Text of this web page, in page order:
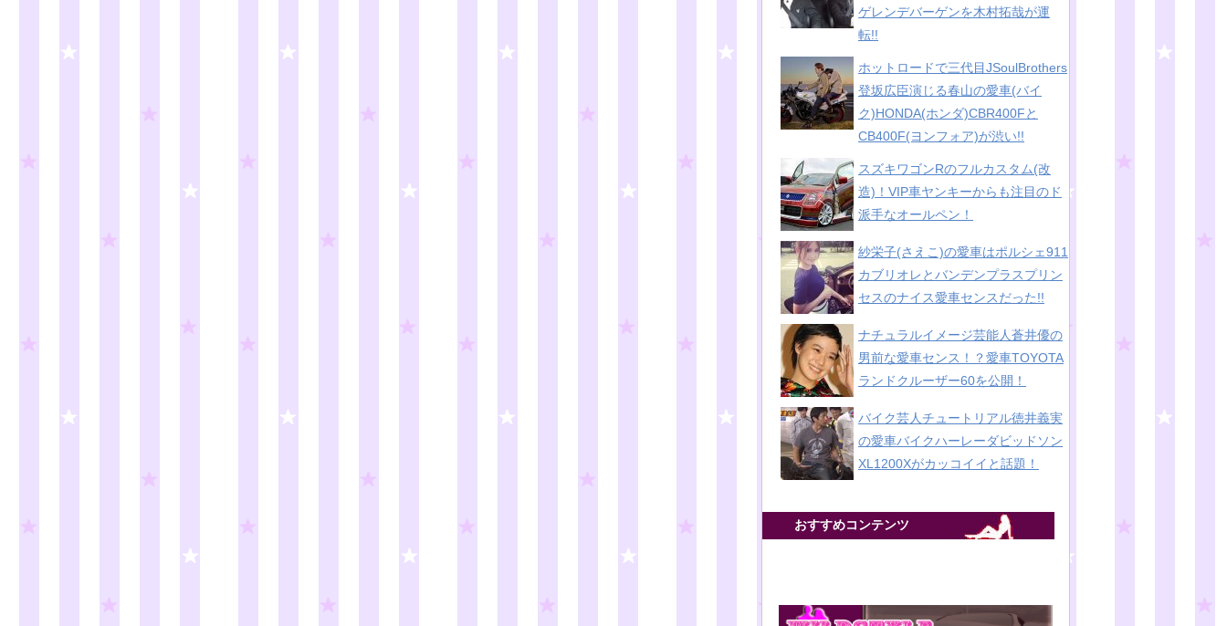
ゲレンデバーゲンを木村拓哉が運
転!!
ホットロードで三代目JSoulBrothers
登坂広臣演じる春山の愛車(バイ
ク)HONDA(ホンダ)CBR400Fと
CB400F(ヨンフォア)が渋い!!
スズキワゴンRのフルカスタム(改
造)！VIP車ヤンキーからも注目のド
派手なオールペン！
紗栄子(さえこ)の愛車はポルシェ911
カブリオレとバンデンプラスプリン
セスのナイス愛車センスだった!!
ナチュラルイメージ芸能人蒼井優の
男前な愛車センス！？愛車TOYOTA
ランドクルーザー60を公開！
バイク芸人チュートリアル徳井義実
の愛車バイクハーレーダビッドソン
XL1200Xがカッコイイと話題！
おすすめコンテンツ